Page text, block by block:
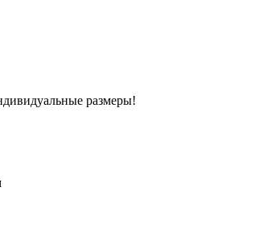
размеры!